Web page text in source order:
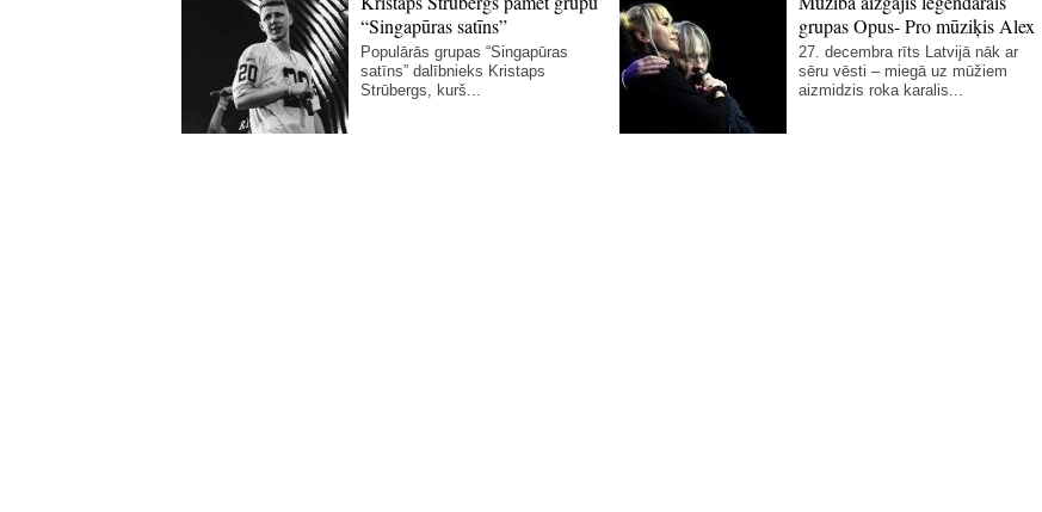
“Singapūras satīns”
Populārās grupas “Singapūras
satīns” dalībnieks Kristaps
Strūbergs, kurš...
grupas Opus- Pro mūziķis Alex
27. decembra rīts Latvijā nāk ar
sēru vēsti – miegā uz mūžiem
aizmidzis roka karalis...